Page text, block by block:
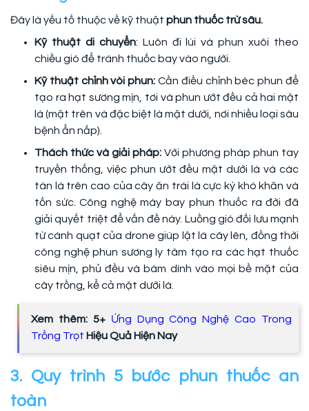
Đây là yếu tố thuộc về kỹ thuật phun thuốc trừ sâu.
Kỹ thuật di chuyển: Luôn đi lùi và phun xuôi theo
chiều gió để tránh thuốc bay vào người.
Kỹ thuật chỉnh vòi phun: Cần điều chỉnh béc phun để
tạo ra hạt sương mịn, tơi và phun ướt đều cả hai mặt
lá (mặt trên và đặc biệt là mặt dưới, nơi nhiều loại sâu
bệnh ẩn nấp).
Thách thức và giải pháp: Với phương pháp phun tay
truyền thống, việc phun ướt đều mặt dưới lá và các
tán lá trên cao của cây ăn trái là cực kỳ khó khăn và
tốn sức. Công nghệ máy bay phun thuốc ra đời đã
giải quyết triệt để vấn đề này. Luồng gió đối lưu mạnh
từ cánh quạt của drone giúp lật lá cây lên, đồng thời
công nghệ phun sương ly tâm tạo ra các hạt thuốc
siêu mịn, phủ đều và bám dính vào mọi bề mặt của
cây trồng, kể cả mặt dưới lá.
Xem thêm: 5+ Ứng Dụng Công Nghệ Cao Trong
Trồng Trọt Hiệu Quả Hiện Nay
3. Quy trình 5 bước phun thuốc an
toàn